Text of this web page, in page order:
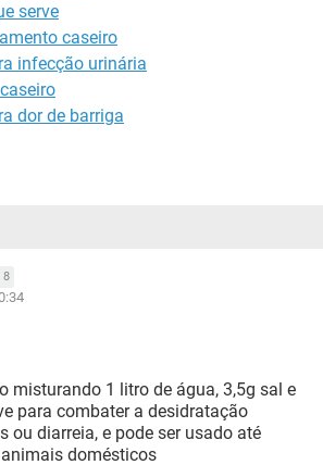
serve
caseiro
infecção urinária
dor de barriga
8
misturando 1 litro de água, 3,5g sal e
para combater a desidratação
ou diarreia, e pode ser usado até
domésticos